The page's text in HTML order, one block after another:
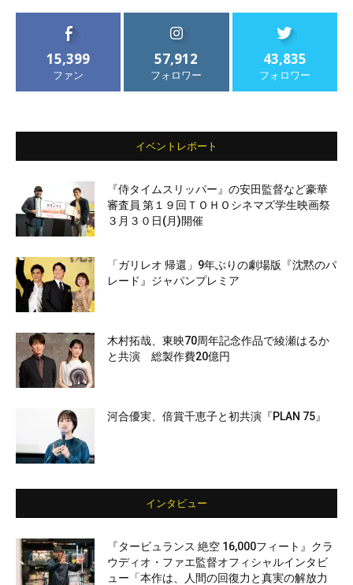
15,399
ファン
57,912
フォロワー
43,835
フォロワー
イベントレポート
『侍タイムスリッパー』の安田監督など豪華
審査員 第１９回ＴＯＨＯシネマズ学生映画祭
３月３０日(月)開催
「ガリレオ 帰還」9年ぶりの劇場版『沈黙のパ
レード』ジャパンプレミア
木村拓哉、東映70周年記念作品で綾瀬はるか
と共演 総製作費20億円
河合優実、倍賞千恵子と初共演『PLAN 75』
インタビュー
『タービュランス 絶空 16,000フィート』クラ
ウディオ・ファエ監督オフィシャルインタビ
ュー「本作は、人間の回復力と真実の解放力